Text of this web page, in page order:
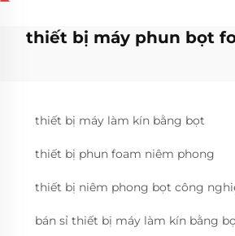
thiết bị máy phun bọt
thiết bị máy làm kín bằng bọt
thiết bị phun foam niêm phong
thiết bị niêm phong bọt công
bán sỉ thiết bị máy làm kín bằng